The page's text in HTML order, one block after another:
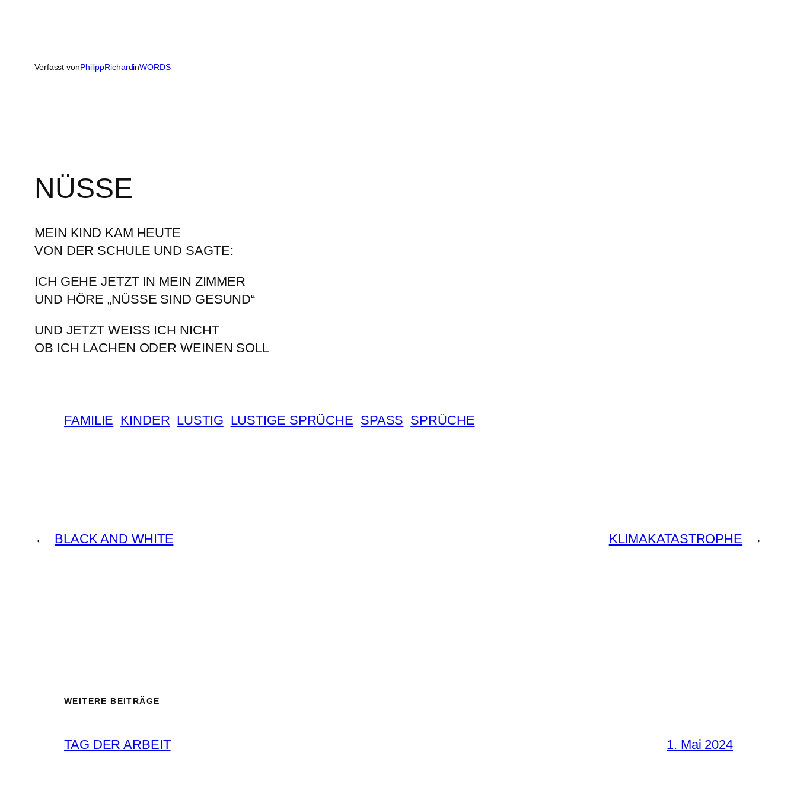
Verfasst vonPhilippRichardinWORDS
NÜSSE
MEIN KIND KAM HEUTE
VON DER SCHULE UND SAGTE:
ICH GEHE JETZT IN MEIN ZIMMER
UND HÖRE „NÜSSE SIND GESUND“
UND JETZT WEISS ICH NICHT
OB ICH LACHEN ODER WEINEN SOLL
FAMILIE KINDER LUSTIG LUSTIGE SPRÜCHE SPASS SPRÜCHE
← BLACK AND WHITE KLIMAKATASTROPHE →
WEITERE BEITRÄGE
TAG DER ARBEIT 1. Mai 2024